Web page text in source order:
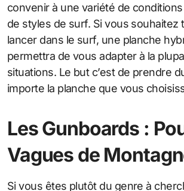
convenir à une variété de
de styles de surf. Si vous souhaitez
lancer dans le surf, une planche
permettra de vous adapter à la
situations. Le but c’est de prendre
importe la planche que vous
Les Gunboards :
Vagues de
Si vous êtes plutôt du genre à